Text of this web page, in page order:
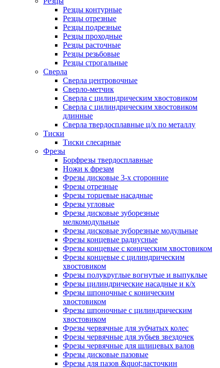
Резцы контурные
Резцы отрезные
Резцы подрезные
Резцы проходные
Резцы расточные
Резцы резьбовые
Резцы строгальные
Сверла
Сверла центровочные
Сверло-метчик
Сверла с цилиндрическим хвостовиком
Сверла с цилиндрическим хвостовиком
длинные
Сверла твердосплавные ц/х по металлу
Тиски
Тиски слесарные
Фрезы
Борфрезы твердосплавные
Ножи к фрезам
Фрезы дисковые 3-х сторонние
Фрезы отрезные
Фрезы торцевые насадные
Фрезы угловые
Фрезы дисковые зуборезные
мелкомодульные
Фрезы дисковые зуборезные модульные
Фрезы концевые радиусные
Фрезы концевые с коническим хвостовиком
Фрезы концевые с цилиндрическим
хвостовиком
Фрезы полукруглые вогнутые и выпуклые
Фрезы цилиндрические насадные и к/х
Фрезы шпоночные с коническим
хвостовиком
Фрезы шпоночные с цилиндрическим
хвостовиком
Фрезы червячные для зубчатых колес
Фрезы червячные для зубьев звездочек
Фрезы червячные для шлицевых валов
Фрезы дисковые пазовые
Фрезы для пазов &quot;ласточкин